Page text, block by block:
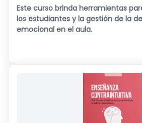
Este curso brinda herramientas
los estudiantes y la gestión de la
emocional en el aula.